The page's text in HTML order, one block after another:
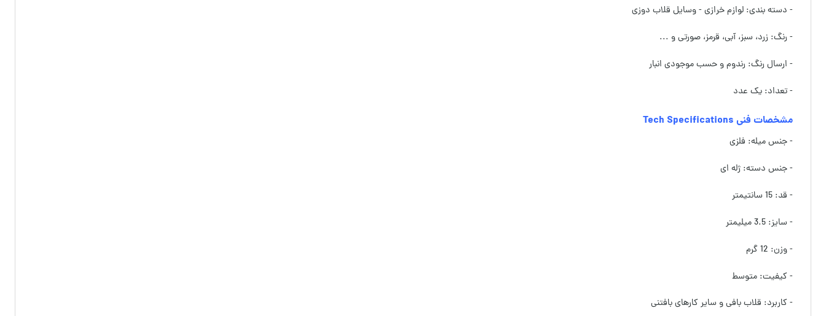
- دسته بندی: لوازم خرازی - وسایل قلاب دوزی
- رنگ: زرد، سبز، آبی، قرمز، صورتی و ...
- ارسال رنگ: رندوم و حسب موجودی انبار
- تعداد: یک عدد
مشخصات فنی Tech Specifications
- جنس میله: فلزی
- جنس دسته: ژله ای
- قد: 15 سانتیمتر
- سایز: 3.5 میلیمتر
- وزن: 12 گرم
- کیفیت: متوسط
- کاربرد: قلاب بافی و سایر کارهای بافتنی